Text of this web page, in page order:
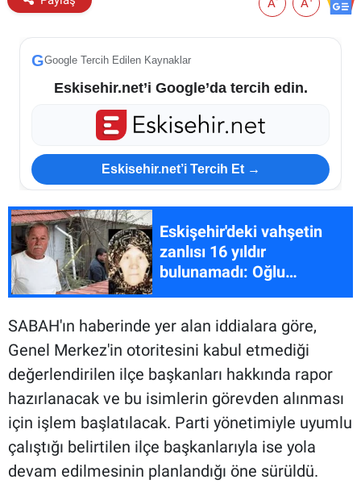
A A
GGoogle Tercih Edilen Kaynaklar
Eskisehir.net’i Google’da tercih edin.
Eskisehir.net’i Tercih Et →
Eskişehir'deki vahşetin
zanlısı 16 yıldır
bulunamadı: Oğlu
SABAH'ın haberinde yer alan iddialara göre,
Genel Merkez'in otoritesini kabul etmediği
değerlendirilen ilçe başkanları hakkında rapor
hazırlanacak ve bu isimlerin görevden alınması
için işlem başlatılacak. Parti yönetimiyle uyumlu
çalıştığı belirtilen ilçe başkanlarıyla ise yola
devam edilmesinin planlandığı öne sürüldü.